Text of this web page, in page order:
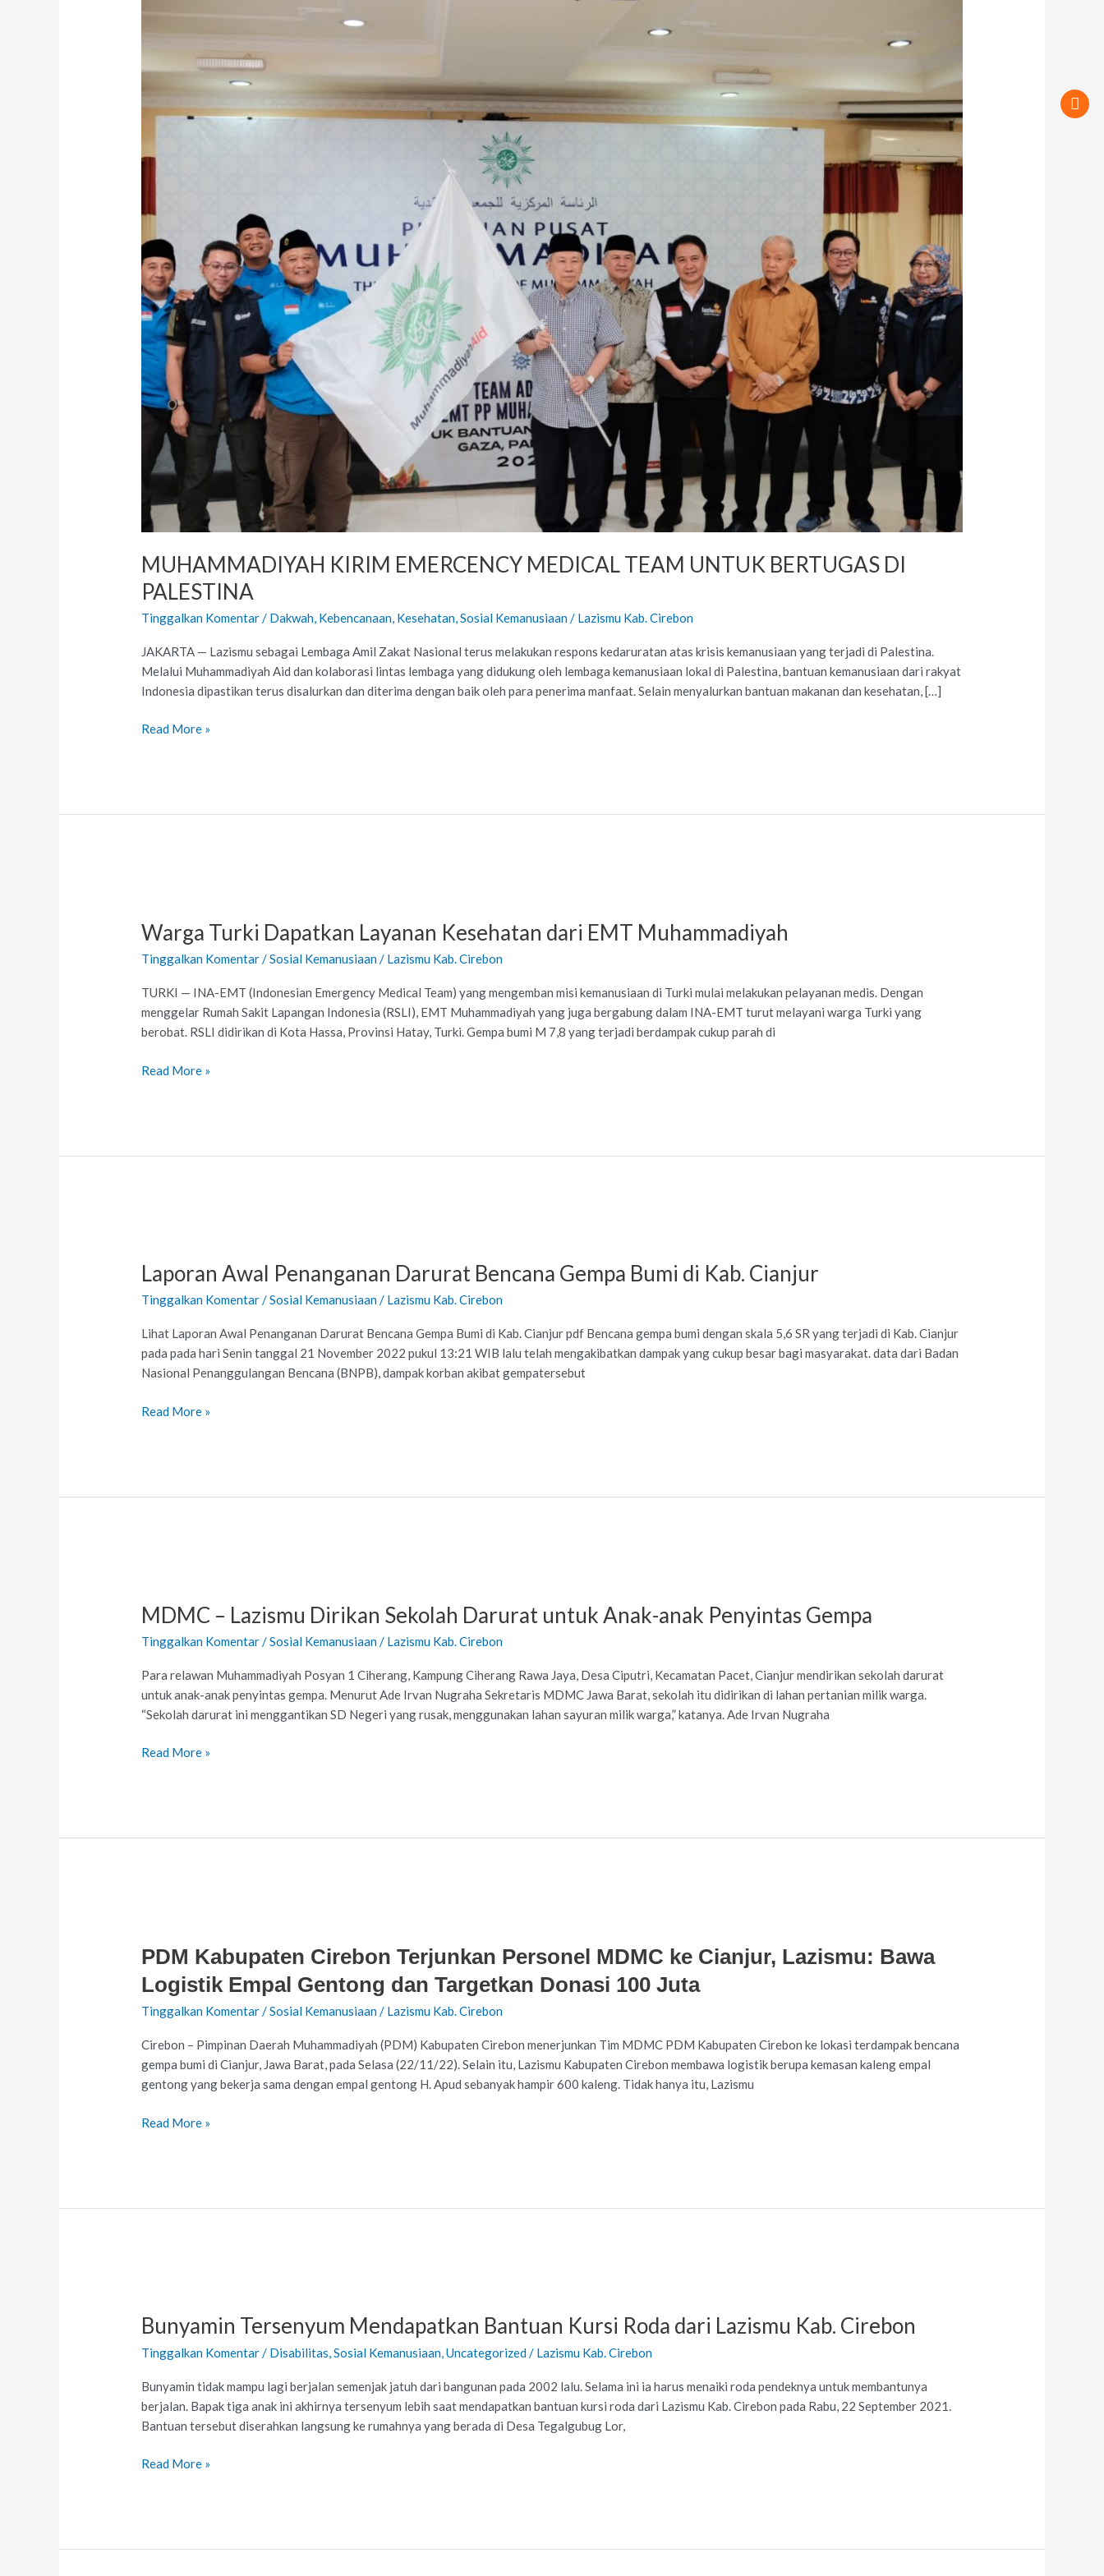
MUHAMMADIYAH KIRIM EMERCENCY MEDICAL TEAM UNTUK BERTUGAS DI
PALESTINA
Tinggalkan Komentar/ Dakwah, Kebencanaan, Kesehatan,Sosial Kemanusiaan/ Lazismu Kab. Cirebon
JAKARTA — Lazismu sebagai Lembaga Amil Zakat Nasional terus melakukan respons kedaruratan atas krisis kemanusiaan yang terjadi di Palestina.
Melalui Muhammadiyah Aid dan kolaborasi lintas lembaga yang didukung oleh lembaga kemanusiaan lokal di Palestina, bantuan kemanusiaan dari rakyat
Indonesia dipastikan terus disalurkan dan diterima dengan baik oleh para penerima manfaat. Selain menyalurkan bantuan makanan dan kesehatan, […]
EMERCENCY
MEDICAL
TEAM
UNTUK
BERTUGAS
Read More »
Warga Turki Dapatkan Layanan Kesehatan dari EMT Muhammadiyah
Tinggalkan Komentar/Sosial Kemanusiaan/ Lazismu Kab. Cirebon
TURKI — INA-EMT (Indonesian Emergency Medical Team) yang mengemban misi kemanusiaan di Turki mulai melakukan pelayanan medis. Dengan
menggelar Rumah Sakit Lapangan Indonesia (RSLI), EMT Muhammadiyah yang juga bergabung dalam INA-EMT turut melayani warga Turki yang
berobat. RSLI didirikan di Kota Hassa, Provinsi Hatay, Turki. Gempa bumi M 7,8 yang terjadi berdampak cukup parah di
Dapatkan
Layanan
Kesehatan
dari
EMT
Muhammadiyah
Read More »
Laporan Awal Penanganan Darurat Bencana Gempa Bumi di Kab. Cianjur
Tinggalkan Komentar/Sosial Kemanusiaan/ Lazismu Kab. Cirebon
Lihat Laporan Awal Penanganan Darurat Bencana Gempa Bumi di Kab. Cianjur pdf Bencana gempa bumi dengan skala 5,6 SR yang terjadi di Kab. Cianjur
pada pada hari Senin tanggal 21 November 2022 pukul 13:21 WIB lalu telah mengakibatkan dampak yang cukup besar bagi masyarakat. data dari Badan
Nasional Penanggulangan Bencana (BNPB), dampak korban akibat gempatersebut
Penanganan
Darurat
Bencana
Gempa
Bumi
di
Cianjur
Read More »
MDMC – Lazismu Dirikan Sekolah Darurat untuk Anak-anak Penyintas Gempa
Tinggalkan Komentar/Sosial Kemanusiaan/ Lazismu Kab. Cirebon
Para relawan Muhammadiyah Posyan 1 Ciherang, Kampung Ciherang Rawa Jaya, Desa Ciputri, Kecamatan Pacet, Cianjur mendirikan sekolah darurat
untuk anak-anak penyintas gempa. Menurut Ade Irvan Nugraha Sekretaris MDMC Jawa Barat, sekolah itu didirikan di lahan pertanian milik warga.
“Sekolah darurat ini menggantikan SD Negeri yang rusak, menggunakan lahan sayuran milik warga,” katanya. Ade Irvan Nugraha
Lazismu
Sekolah
Darurat
untuk
Anak-
Penyintas
Read More »
PDM Kabupaten Cirebon Terjunkan Personel MDMC ke Cianjur, Lazismu: Bawa
Logistik Empal Gentong dan Targetkan Donasi 100 Juta
Tinggalkan Komentar/Sosial Kemanusiaan/ Lazismu Kab. Cirebon
Cirebon – Pimpinan Daerah Muhammadiyah (PDM) Kabupaten Cirebon menerjunkan Tim MDMC PDM Kabupaten Cirebon ke lokasi terdampak bencana
gempa bumi di Cianjur, Jawa Barat, pada Selasa (22/11/22). Selain itu, Lazismu Kabupaten Cirebon membawa logistik berupa kemasan kaleng empal
gentong yang bekerja sama dengan empal gentong H. Apud sebanyak hampir 600 kaleng. Tidak hanya itu, Lazismu
Cirebon
Terjunkan
Personel
MDMC
ke
Cianjur,
Lazismu:
Logistik
Read More »
Bunyamin Tersenyum Mendapatkan Bantuan Kursi Roda dari Lazismu Kab. Cirebon
Tinggalkan Komentar/ Disabilitas,Sosial Kemanusiaan,Uncategorized/ Lazismu Kab. Cirebon
Bunyamin tidak mampu lagi berjalan semenjak jatuh dari bangunan pada 2002 lalu. Selama ini ia harus menaiki roda pendeknya untuk membantunya
berjalan. Bapak tiga anak ini akhirnya tersenyum lebih saat mendapatkan bantuan kursi roda dari Lazismu Kab. Cirebon pada Rabu, 22 September 2021.
Bantuan tersebut diserahkan langsung ke rumahnya yang berada di Desa Tegalgubug Lor,
Mendapatkan
Bantuan
Kursi
Roda
dari
Lazismu
Cirebon
Read More »